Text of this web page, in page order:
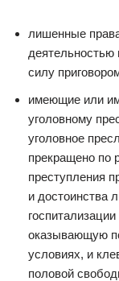
лишенные
деятельностью
силу
имеющие или
уголовному
уголовное
прекращено по
преступления
и достоинства
оказывающую
условиях, и
половой